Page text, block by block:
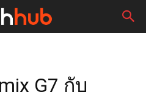
G7 กับ